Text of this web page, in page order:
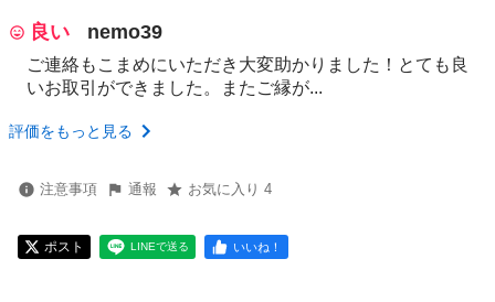
良い nemo39
ご連絡もこまめにいただき大変助かりました！とても良
いお取引ができました。またご縁が...
評価をもっと見る
注意事項 通報 お気に入り 4
ポスト LINEで送る いいね！